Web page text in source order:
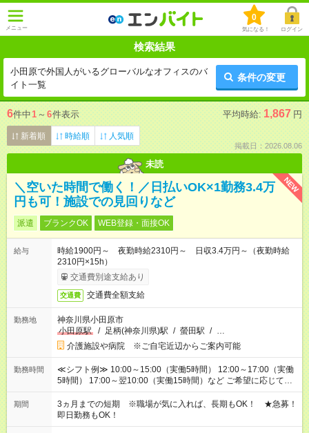
メニュー
0
気になる！ ログイン
検索結果
小田原で外国人がいるグローバルなオフィスのバ
イト一覧
条件の変更
6件中1 ～ 6件表示 平均時給: 1,867 円
新着順 時給順 人気順
掲載日：2026.08.06
未読
NEW
＼空いた時間で働く！／日払いOK×1勤務3.4万
円も可！施設での見回りなど
派遣 ブランクOK WEB登録・面接OK
給与
時給1900円～ 夜勤時給2310円～ 日収3.4万円～（夜勤時給
2310円×15h）
交通費別途支給あり
交通費 交通費全額支給
勤務地
神奈川県小田原市
小田原駅
/ 足柄(神奈川県)駅 / 螢田駅 / …
介護施設や病院 ※ご自宅近辺からご案内可能
勤務時間
≪シフト例≫ 10:00～15:00（実働5時間） 12:00～17:00（実働
5時間） 17:00～翌10:00（実働15時間）など ご希望に応じて、
働く時間は調整できます！ お気軽に担当へ相談ください！
期間
3ヵ月までの短期 ※職場が気に入れば、長期もOK！ ★急募！
即日勤務もOK！